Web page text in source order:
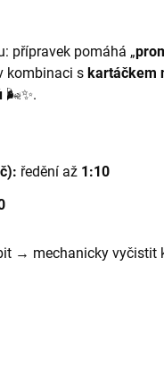
přípravek pomáhá „
kombinaci s kartáčkem
🌬️✨.
ředění až 1:10
→ mechanicky vyčistit